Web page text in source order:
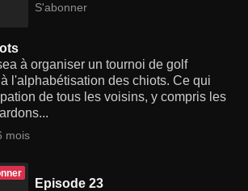
S'abonner
à organiser un tournoi de golf
l'alphabétisation des chiots. Ce qui
de tous les voisins, y compris les
mois
Episode 23